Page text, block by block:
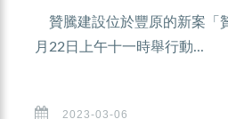
贊騰建設位於豐原的新案「
月22日上午十一時舉行動...
2023-03-06